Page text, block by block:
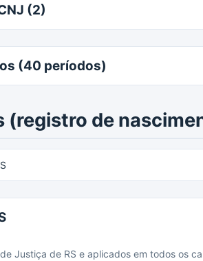
(2)
(40 períodos)
(registro de
Justiça de RS e aplicados em todos os